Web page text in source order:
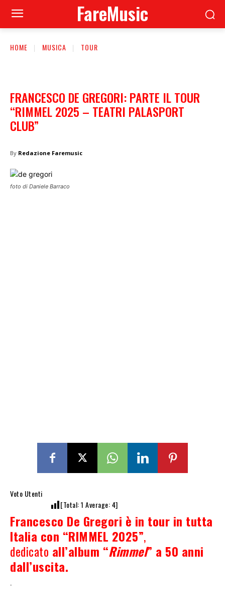
FareMusic
HOME MUSICA TOUR
FRANCESCO DE GREGORI: PARTE IL TOUR
“RIMMEL 2025 – TEATRI PALASPORT
CLUB”
By Redazione Faremusic
foto di Daniele Barraco
Voto Utenti
[Total:1 Average:4]
Francesco De Gregori è in tour in tutta
Italia con “RIMMEL 2025”,
dedicato all’album “Rimmel” a 50 anni
dall’uscita.